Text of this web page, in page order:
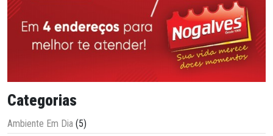
Categorias
Ambiente Em Dia (5)